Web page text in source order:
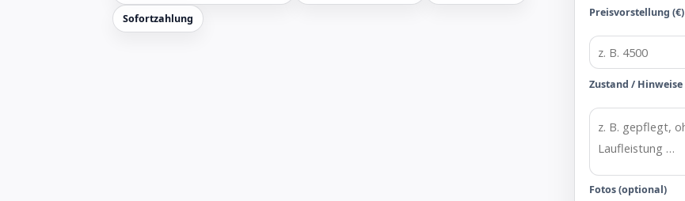
Sofortzahlung Preisvorstellung (€)
Zustand / Hinweise
Fotos (optional)